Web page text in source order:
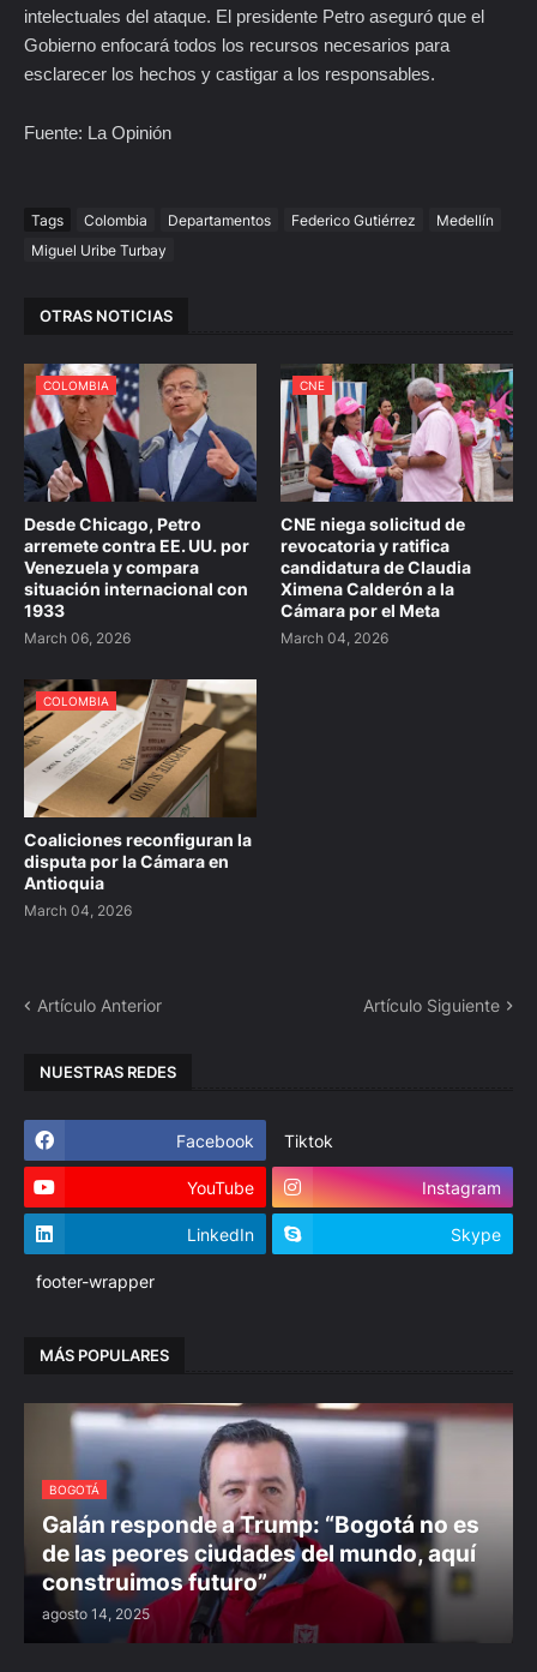
intelectuales del ataque. El presidente Petro aseguró que el
Gobierno enfocará todos los recursos necesarios para
esclarecer los hechos y castigar a los responsables.
Fuente: La Opinión
Tags Colombia Departamentos Federico Gutiérrez
Medellín
Miguel Uribe Turbay
OTRAS NOTICIAS
COLOMBIA
Desde Chicago, Petro
arremete contra EE. UU. por
Venezuela y compara
situación internacional con
1933
March 06, 2026
CNE
CNE niega solicitud de
revocatoria y ratifica
candidatura de Claudia
Ximena Calderón a la
Cámara por el Meta
March 04, 2026
COLOMBIA
Coaliciones reconfiguran la
disputa por la Cámara en
Antioquia
March 04, 2026
Artículo Anterior Artículo Siguiente
NUESTRAS REDES
Facebook Tiktok
YouTube Instagram
LinkedIn Skype
footer-wrapper
MÁS POPULARES
BOGOTÁ
Galán responde a Trump: “Bogotá no es
de las peores ciudades del mundo, aquí
construimos futuro”
agosto 14, 2025